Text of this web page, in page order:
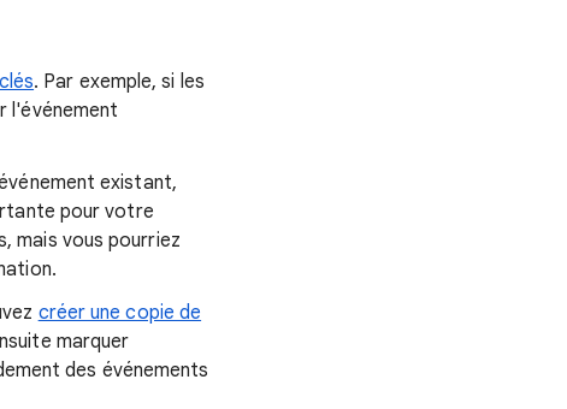
. Par exemple, si les
l'événement
existant,
pour votre
mais vous pourriez
créer une copie de
marquer
des événements